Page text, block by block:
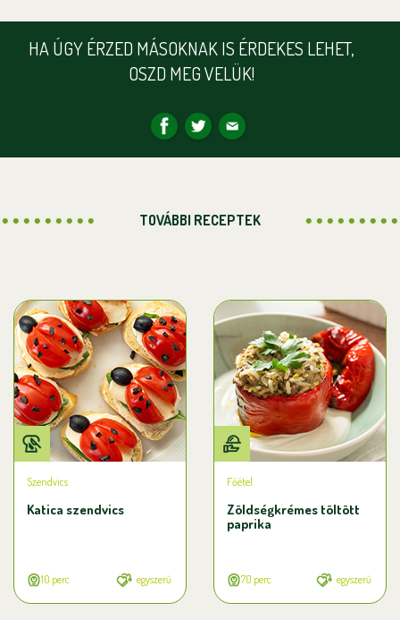
HA ÚGY ÉRZED MÁSOKNAK IS ÉRDEKES LEHET,
OSZD MEG VELÜK!
TOVÁBBI RECEPTEK
Szendvics
Katica szendvics
10 perc egyszerű
Főétel
Zöldségkrémes töltött
paprika
70 perc egyszerű